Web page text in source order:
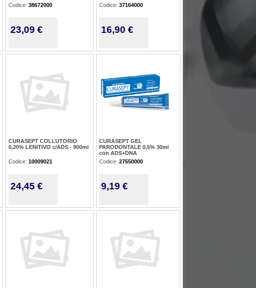
Codice: 38672000
23,09 €
Codice: 37164000
16,90 €
CURASEPT COLLUTORIO
0,20% LENITIVO c/ADS - 900ml
Codice: 10009021
24,45 €
CURASEPT GEL
PARODONTALE 0,5% 30ml
con ADS+DNA
Codice: 27550000
9,19 €